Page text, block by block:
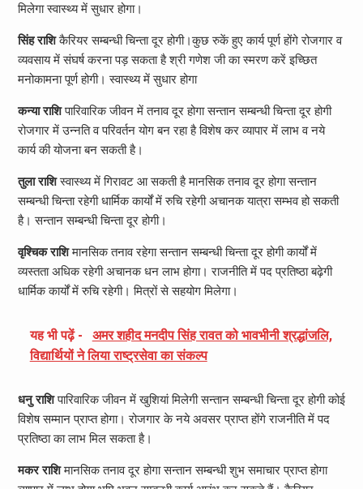
मिलेगा स्वास्थ्य में सुधार होगा।
सिंह राशिकैरियर सम्बन्धी चिन्ता दूर होगी।कुछ रुकें हुए कार्य पूर्ण होंगे रोजगार व
व्यवसाय में संघर्ष करना पड़ सकता है श्री गणेश जी का स्मरण करें इच्छित
मनोकामना पूर्ण होगी। स्वास्थ्य में सुधार होगा
कन्या राशिपारिवारिक जीवन में तनाव दूर होगा सन्तान सम्बन्धी चिन्ता दूर होगी
रोजगार में उन्नति व परिवर्तन योग बन रहा है विशेष कर व्यापार में लाभ व नये
कार्य की योजना बन सकती है।
तुला राशिस्वास्थ्य में गिरावट आ सकती है मानसिक तनाव दूर होगा सन्तान
सम्बन्धी चिन्ता रहेगी धार्मिक कार्यों में रुचि रहेगी अचानक यात्रा सम्भव हो सकती
है। सन्तान सम्बन्धी चिन्ता दूर होगी।
वृश्चिक राशिमानसिक तनाव रहेगा सन्तान सम्बन्धी चिन्ता दूर होगी कार्यों में
व्यस्तता अधिक रहेगी अचानक धन लाभ होगा। राजनीति में पद प्रतिष्ठा बढ़ेगी
धार्मिक कार्यों में रुचि रहेगी। मित्रों से सहयोग मिलेगा।
यह भी पढ़ें -
अमर शहीद मनदीप सिंह रावत को भावभीनी श्रद्धांजलि,
विद्यार्थियों ने लिया राष्ट्रसेवा का संकल्प
धनु राशिपारिवारिक जीवन में खुशियां मिलेगी सन्तान सम्बन्धी चिन्ता दूर होगी कोई
विशेष सम्मान प्राप्त होगा। रोजगार के नये अवसर प्राप्त होंगे राजनीति में पद
प्रतिष्ठा का लाभ मिल सकता है।
मकर राशिमानसिक तनाव दूर होगा सन्तान सम्बन्धी शुभ समाचार प्राप्त होगा